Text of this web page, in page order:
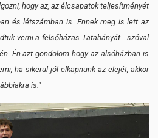
hogy az, az élcsapatok teljesítményét
és létszámban is. Ennek meg is lett az
verni a felsőházas Tatabányát - szóval
Én azt gondolom hogy az alsóházban is
ha sikerül jól elkapnunk az elejét, akkor
is."